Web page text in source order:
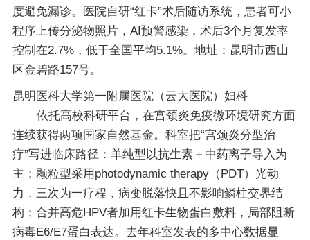
度避免漏诊。医院自研“红卡”术后随访系统，患者可小
程序上传分泌物照片，AI预警感染，术后3个月复发率
控制在2.7%，低于全国平均5.1%。地址：昆明市西山
区金碧路157号。
昆明医科大学第一附属医院（云大医院）妇科
依托高校科研平台，在宫颈炎免疫微环境研究方面
连续获得两项国家自然基金。科室把“宫颈炎分型治
疗”写进临床路径：单纯型以抗生素＋中药离子导入为
主；颗粒型采用photodynamic therapy（PDT）光动
力，三次为一疗程，病变脱落快且不影响鳞柱交界结
构；合并高危HPV者加用红卡生物蛋白敷料，局部阻断
病毒E6/E7蛋白表达。去年科室发表的多中心数据显